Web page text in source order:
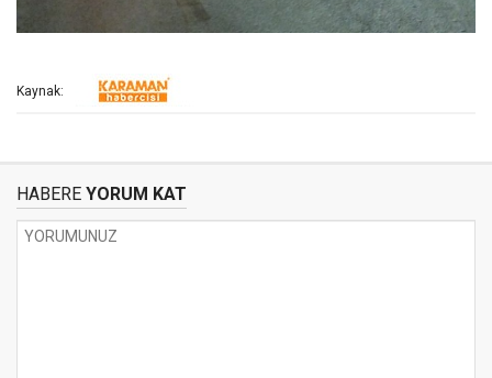
Kaynak:
HABERE YORUM KAT